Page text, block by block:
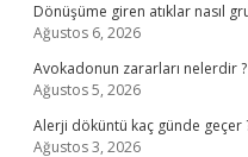
Dönüşüme giren atıklar nasıl
Ağustos 6, 2026
Avokadonun zararları nelerdir ?
Ağustos 5, 2026
Alerji döküntü kaç günde geçer
Ağustos 3, 2026